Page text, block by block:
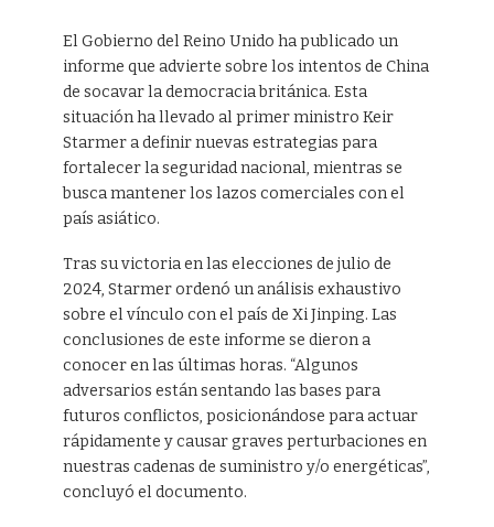
El Gobierno del Reino Unido ha publicado un
informe que advierte sobre los intentos de China
de socavar la democracia británica. Esta
situación ha llevado al primer ministro Keir
Starmer a definir nuevas estrategias para
fortalecer la seguridad nacional, mientras se
busca mantener los lazos comerciales con el
país asiático.
Tras su victoria en las elecciones de julio de
2024, Starmer ordenó un análisis exhaustivo
sobre el vínculo con el país de Xi Jinping. Las
conclusiones de este informe se dieron a
conocer en las últimas horas. “Algunos
adversarios están sentando las bases para
futuros conflictos, posicionándose para actuar
rápidamente y causar graves perturbaciones en
nuestras cadenas de suministro y/o energéticas”,
concluyó el documento.